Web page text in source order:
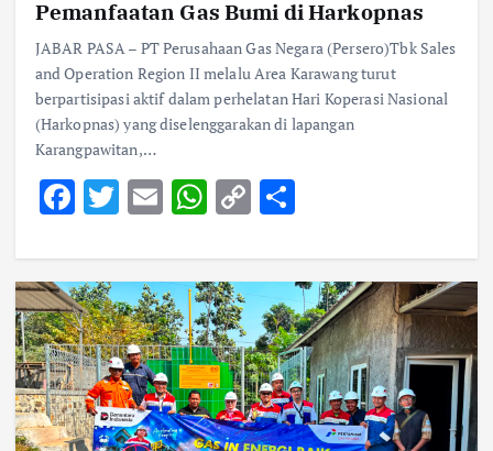
Pemanfaatan Gas Bumi di Harkopnas
JABAR PASA – PT Perusahaan Gas Negara (Persero)Tbk Sales
and Operation Region II melalu Area Karawang turut
berpartisipasi aktif dalam perhelatan Hari Koperasi Nasional
(Harkopnas) yang diselenggarakan di lapangan
Karangpawitan,…
F
e
b
o
o
k
T
it
te
r
E
ai
l
W
at
s
A
p
p
C
p
y
Li
n
k
S
ar
e